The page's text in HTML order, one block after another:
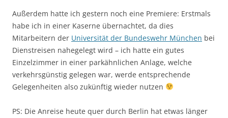
Außerdem hatte ich gestern noch eine Premiere: Erstmals
habe ich in einer Kaserne übernachtet, da dies
Mitarbeitern der Universität der Bundeswehr München bei
Dienstreisen nahegelegt wird – ich hatte ein gutes
Einzelzimmer in einer parkähnlichen Anlage, welche
verkehrsgünstig gelegen war, werde entsprechende
Gelegenheiten also zukünftig wieder nutzen
PS: Die Anreise heute quer durch Berlin hat etwas länger